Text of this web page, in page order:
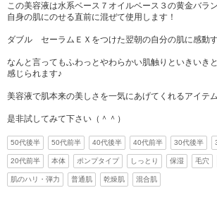
この美容液は水系ベース７オイルベース３の黄金バラ
自身の肌にのせる直前に混ぜて使用します！
ダブル セーラムＥＸをつけた翌朝の自分の肌に感動
なんと言ってもふわっとやわらかい肌触りといきいき
感じられます♪
美容液で肌本来の美しさを一気にあげてくれるアイテ
是非試してみて下さい（＾＾）
50代後半 50代前半 40代後半 40代前半 30代後半
20代前半 本体 ポンプタイプ しっとり 保湿 毛穴
肌のハリ・弾力 普通肌 乾燥肌 混合肌